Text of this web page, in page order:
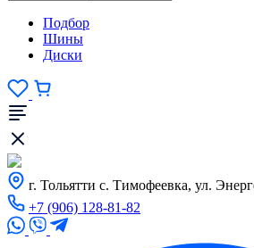
Подбор
Шины
Диски
г. Тольятти с. Тимофеевка, ул.
+7 (906) 128-81-82